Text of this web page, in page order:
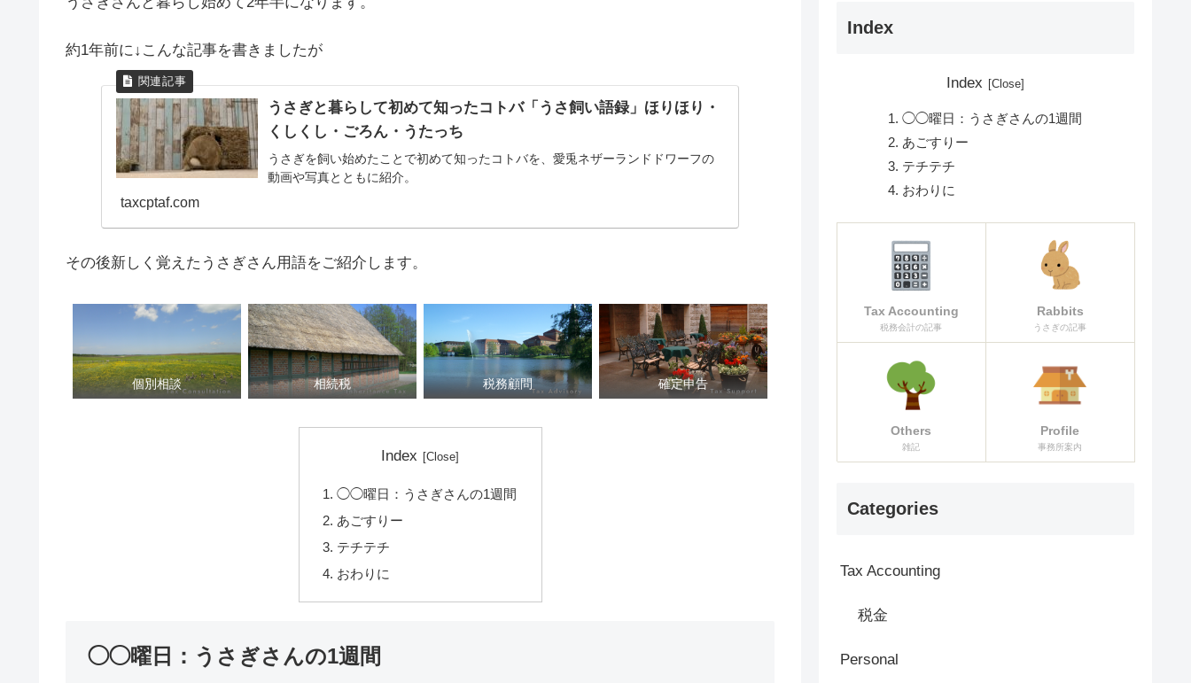
約1年前に↓こんな記事を書きましたが
うさぎと暮らして初めて知ったコトバ「うさ飼い語録」ほりほり・
くしくし・ごろん・うたっち
うさぎを飼い始めたことで初めて知ったコトバを、愛兎ネザーランドドワーフの
動画や写真とともに紹介。
taxcptaf.com
その後新しく覚えたうさぎさん用語をご紹介します。
個別相談 相続税 税務顧問 確定申告
Index
◯◯曜日：うさぎさんの1週間
あごすりー
テチテチ
おわりに
◯◯曜日：うさぎさんの1週間
Index
Index
◯◯曜日：うさぎさんの1週間
あごすりー
テチテチ
おわりに
Tax Accounting
税務会計の記事
Rabbits
うさぎの記事
Others
雑記
Profile
事務所案内
Categories
Tax Accounting
税金
Personal